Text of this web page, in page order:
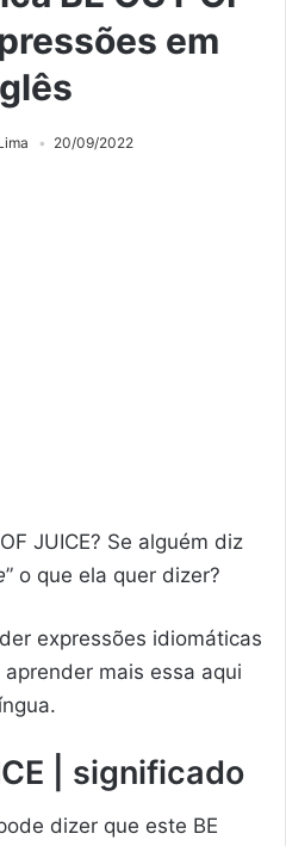
em
20/09/2022
JUICE? Se alguém diz
” o que ela quer dizer?
expressões idiomáticas
mais essa aqui
| significado
dizer que este BE